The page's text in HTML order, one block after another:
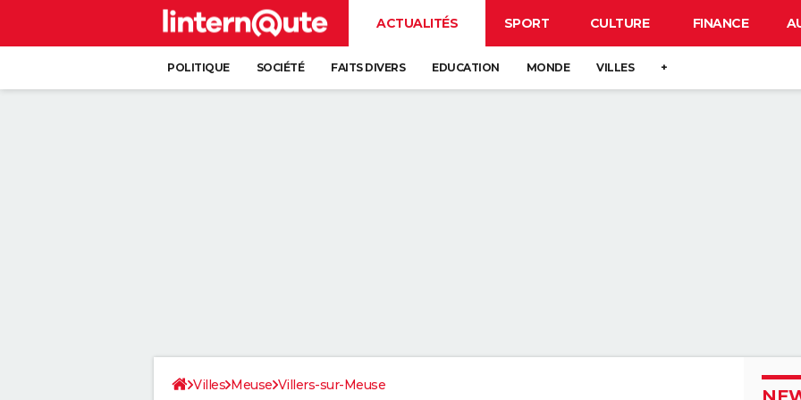
ACTUALITÉS SPORT CULTURE FINANCE
POLITIQUE SOCIÉTÉ FAITS DIVERS EDUCATION MONDE VILLES +
Villes Meuse Villers-sur-Meuse